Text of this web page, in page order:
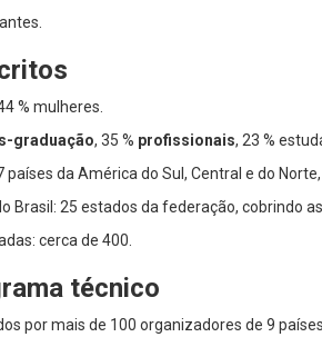
% mulheres.
graduação, 35 % profissionais, 23 %
países da América do Sul, Central e do
Brasil: 25 estados da federação, cobrindo
cerca de 400.
técnico
por mais de 100 organizadores de 9 países.